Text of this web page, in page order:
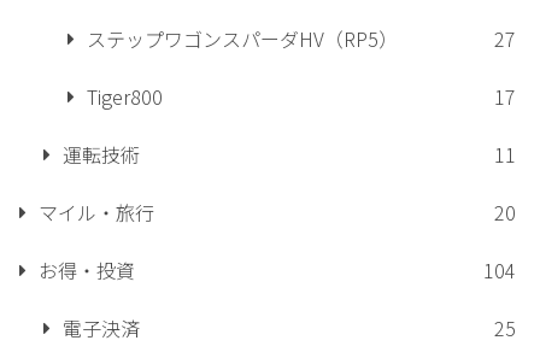
ステップワゴンスパーダHV（RP5）
27
Tiger800
17
運転技術
11
マイル・旅行
20
お得・投資
104
電子決済
25